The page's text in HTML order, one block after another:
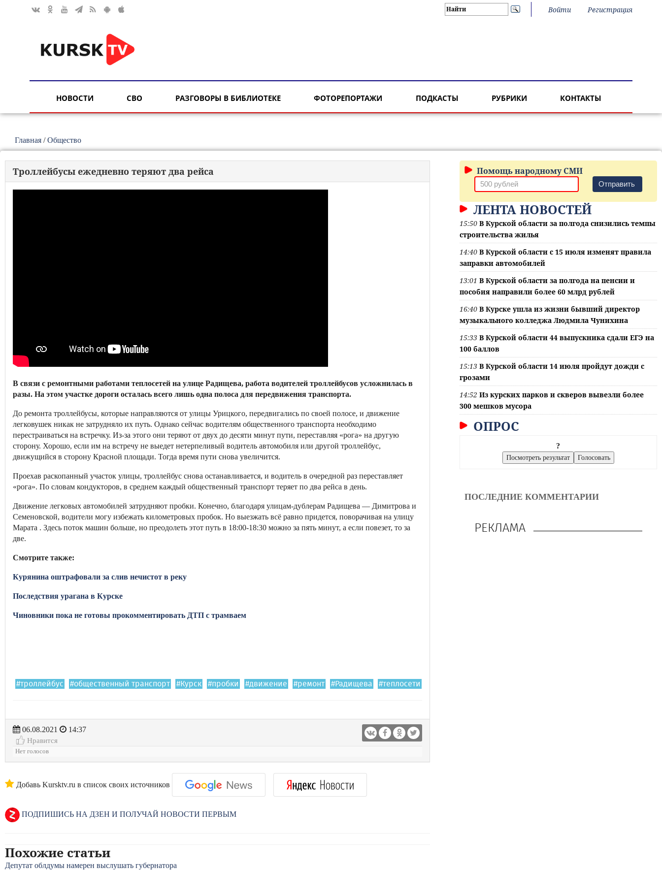
Войти Регистрация
НОВОСТИ СВО РАЗГОВОРЫ В БИБЛИОТЕКЕ ФОТОРЕПОРТАЖИ ПОДКАСТЫ РУБРИКИ КОНТАКТЫ
Главная /Общество
Троллейбусы ежедневно теряют два рейса
В связи с ремонтными работами теплосетей на улице Радищева, работа водителей троллейбусов усложнилась в
разы. На этом участке дороги осталась всего лишь одна полоса для передвижения транспорта.
До ремонта троллейбусы, которые направляются от улицы Урицкого, передвигались по своей полосе, и движение
легковушек никак не затрудняло их путь. Однако сейчас водителям общественного транспорта необходимо
перестраиваться на встречку. Из-за этого они теряют от двух до десяти минут пути, переставляя «рога» на другую
сторону. Хорошо, если им на встречу не выедет нетерпеливый водитель автомобиля или другой троллейбус,
движущийся в сторону Красной площади. Тогда время пути снова увеличится.
Проехав раскопанный участок улицы, троллейбус снова останавливается, и водитель в очередной раз переставляет
«рога». По словам кондукторов, в среднем каждый общественный транспорт теряет по два рейса в день.
Движение легковых автомобилей затрудняют пробки. Конечно, благодаря улицам-дублерам Радищева — Димитрова и
Семеновской, водители могу избежать километровых пробок. Но выезжать всё равно придется, поворачивая на улицу
Марата . Здесь поток машин больше, но преодолеть этот путь в 18:00-18:30 можно за пять минут, а если повезет, то за
две.
Смотрите также:
Курянина оштрафовали за слив нечистот в реку
Последствия урагана в Курске
Чиновники пока не готовы прокомментировать ДТП с трамваем
#троллейбус #общественный транспорт #Курск #пробки #движение #ремонт #Радищева #теплосети
06.08.2021
14:37
Нравится
Нет голосов
Добавь Kursktv.ru в список своих источников
ПОДПИШИСЬ НА ДЗЕН И ПОЛУЧАЙ НОВОСТИ ПЕРВЫМ
Похожие статьи
Депутат облдумы намерен выслушать губернатора
Помощь народному СМИ
Отправить
ЛЕНТА НОВОСТЕЙ
15:50 В Курской области за полгода снизились темпы
строительства жилья
14:40 В Курской области с 15 июля изменят правила
заправки автомобилей
13:01 В Курской области за полгода на пенсии и
пособия направили более 60 млрд рублей
16:40 В Курске ушла из жизни бывший директор
музыкального колледжа Людмила Чунихина
15:33 В Курской области 44 выпускника сдали ЕГЭ на
100 баллов
15:13 В Курской области 14 июля пройдут дожди с
грозами
14:52 Из курских парков и скверов вывезли более
300 мешков мусора
ОПРОС
?
ПОСЛЕДНИЕ КОММЕНТАРИИ
РЕКЛАМА